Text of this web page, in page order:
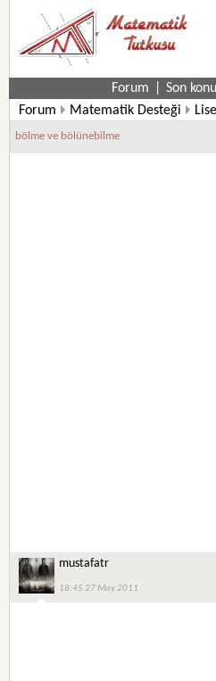
Forum Son
Forum
Matematik Desteği
9. Sınıf Matematik Soruları
bölme ve bölünebilme
mustafatr
18:45 27 May 2011